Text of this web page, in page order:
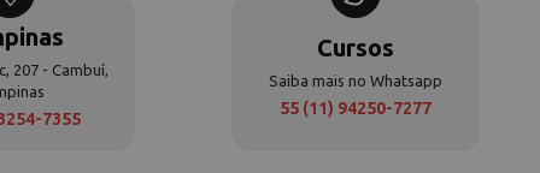
207 - Cambuí,
7355
Cursos
Saiba mais no Whatsapp
55 (11) 94250-7277